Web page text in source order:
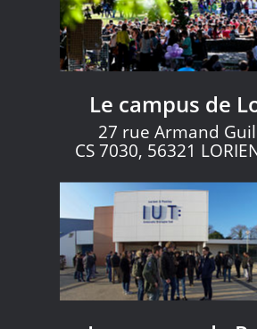
Le campus de
27 rue Armand
CS 7030, 56321